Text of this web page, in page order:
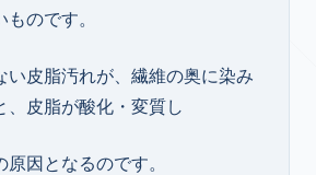
のです。
い皮脂汚れが、繊維の奥に染み
、皮脂が酸化・変質し
因となるのです。